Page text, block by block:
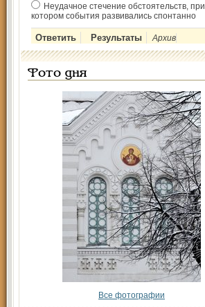
Неудачное стечение обстоятельств, при
котором события развивались спонтанно
Архив
Фото дня
Все фотографии